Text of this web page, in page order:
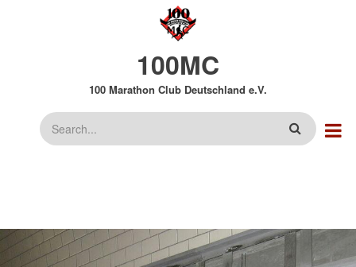
100MC
100 Marathon Club Deutschland e.V.
Suche